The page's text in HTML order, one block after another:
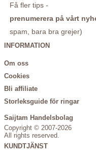
Få fler tips -
prenumerera på vårt
spam, bara bra grejer)
INFORMATION
Om oss
Cookies
Bli affiliate
Storleksguide för ringar
Saijtam Handelsbolag
Copyright © 2007-2026
All rights reserved.
KUNDTJÄNST